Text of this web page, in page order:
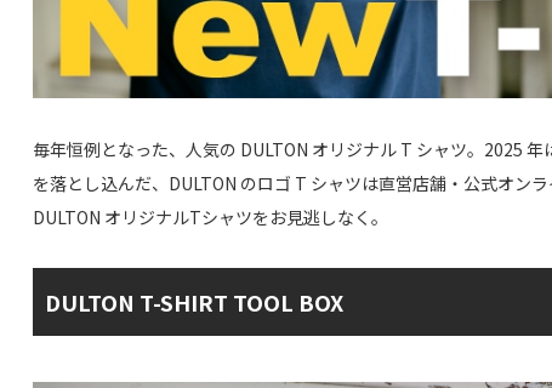
毎年恒例となった、人気の DULTON オリジナル T シャツ。2025
を落とし込んだ、DULTON のロゴ T シャツは直営店舗・公式オン
DULTON オリジナルTシャツをお見逃しなく。
DULTON T-SHIRT TOOL BOX